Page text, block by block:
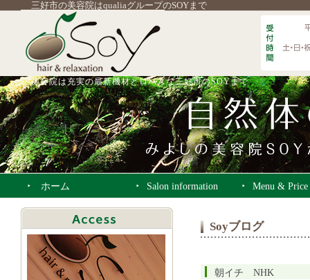
三好市の美容院はqualiaグループのSOYまで
美容院は充実の最新機材とロハスな三好市のSOYまで
ホーム Salon information Menu & Price
Soyブログ
朝イチ NHK